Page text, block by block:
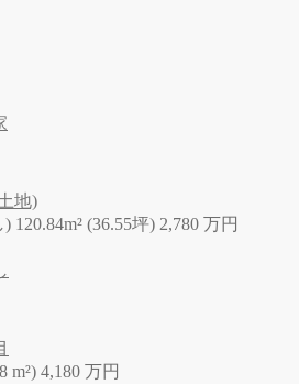
地)
120.84m² (36.55坪) 2,780 万円
m²) 4,180 万円